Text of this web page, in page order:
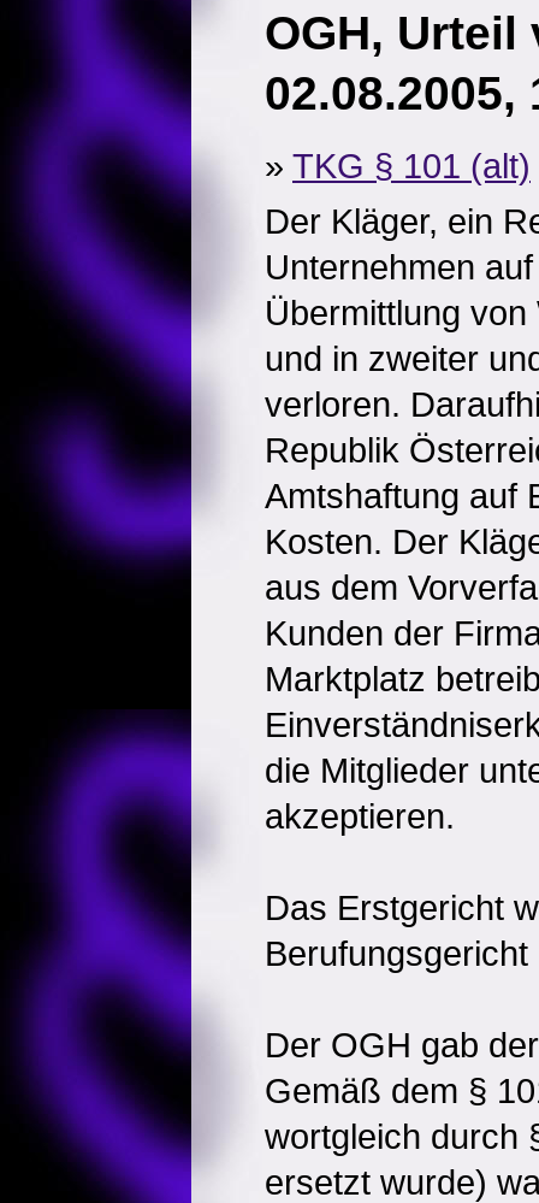
OGH, Urteil
02.08.2005,
» TKG § 101 (alt)
Der Kläger, ein
Unternehmen
Übermittlung
und in zweiter
verloren.
Republik
Amtshaftung auf
Kosten. Der
aus dem
Kunden der
Marktplatz
die Mitglieder
akzeptieren.
Das Erstgericht
Der OGH gab
Gemäß dem §
wortgleich durch
ersetzt wurde)